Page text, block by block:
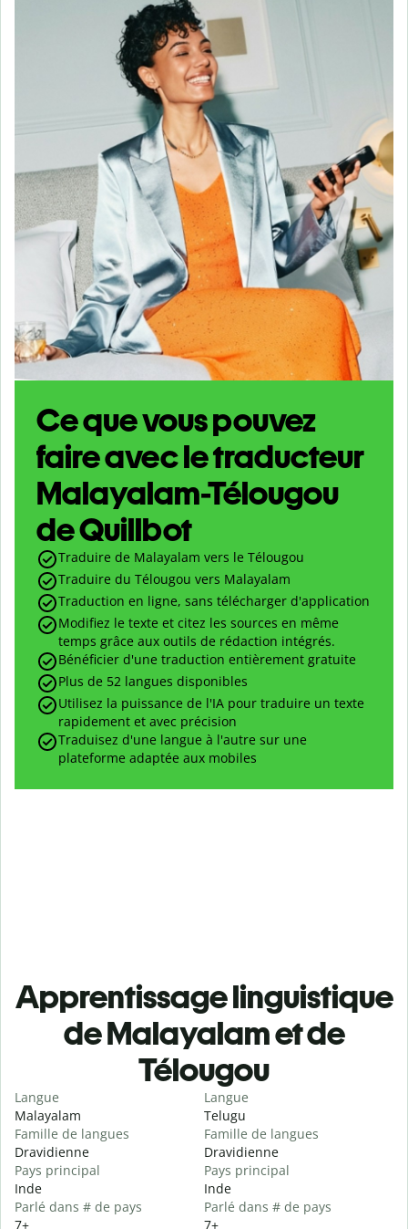
Ce que vous pouvez
faire avec le traducteur
Malayalam-Télougou
de Quillbot
Traduire de Malayalam vers le Télougou
Traduire du Télougou vers Malayalam
Traduction en ligne, sans télécharger d'application
Modifiez le texte et citez les sources en même
temps grâce aux outils de rédaction intégrés.
Bénéficier d'une traduction entièrement gratuite
Plus de 52 langues disponibles
Utilisez la puissance de l'IA pour traduire un texte
rapidement et avec précision
Traduisez d'une langue à l'autre sur une
plateforme adaptée aux mobiles
Apprentissage linguistique
de Malayalam et de
Télougou
Langue
Malayalam
Famille de langues
Dravidienne
Pays principal
Inde
Parlé dans # de pays
7+
Langue
Telugu
Famille de langues
Dravidienne
Pays principal
Inde
Parlé dans # de pays
7+